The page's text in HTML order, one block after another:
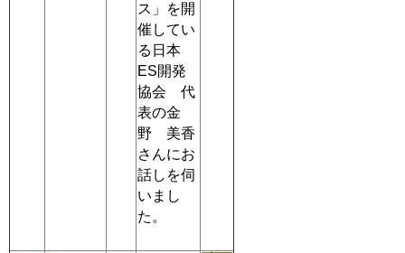
ス」を開
催してい
る日本
ES開発
協会 代
表の金
野 美香
さんにお
話しを伺
いまし
た。